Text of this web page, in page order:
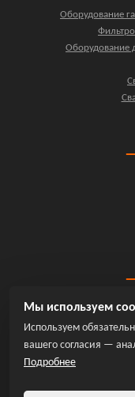
Оборудование
Оборудование
Мы используем
Используем
вашего согласия —
Подробнее